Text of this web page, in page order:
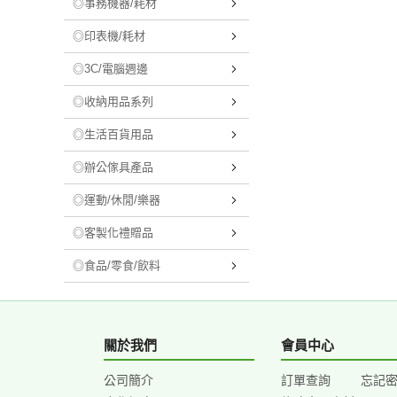
◎事務機器/耗材
◎印表機/耗材
◎3C/電腦週邊
◎收納用品系列
◎生活百貨用品
◎辦公傢具產品
◎運動/休閒/樂器
◎客製化禮贈品
◎食品/零食/飲料
關於我們
公司簡介
會員中心
訂單查詢
忘記